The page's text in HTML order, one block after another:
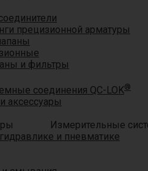
прецизионной арматуры
и фильтры
соединения QC-LOK®
аксессуары
Измерительные
и пневматике